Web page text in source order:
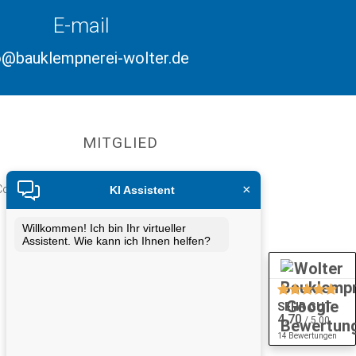
E-mail
wolter.de
Betriebs
MITGLIED
SEHR GUT
4.70 / 5.00
14 Bewertungen
KI Assistent ×
Willkommen! Ich bin Ihr virtueller
Assistent. Wie kann ich Ihnen helfen?